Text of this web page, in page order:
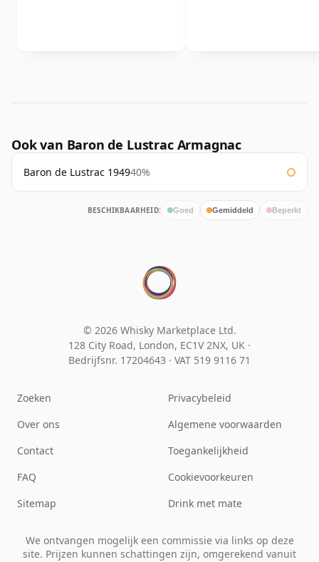
Ook van Baron de Lustrac Armagnac
Baron de Lustrac 194940%
BESCHIKBAARHEID: Goed Gemiddeld Beperkt
© 2026 Whisky Marketplace Ltd.
128 City Road, London, EC1V 2NX, UK ·
Bedrijfsnr. 17204643 · VAT 519 9116 71
Zoeken
Over ons
Contact
FAQ
Sitemap
Privacybeleid
Algemene voorwaarden
Toegankelijkheid
Cookievoorkeuren
Drink met mate
We ontvangen mogelijk een commissie via links op deze
site. Prijzen kunnen schattingen zijn, omgerekend vanuit